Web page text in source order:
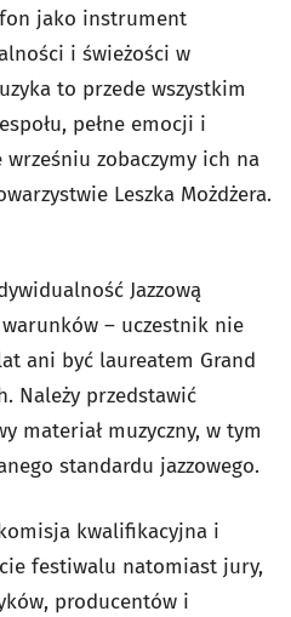
jako instrument
i świeżości w
to przede wszystkim
pełne emocji i
zobaczymy ich na
Leszka Możdżera.
Jazzową
– uczestnik nie
ani być laureatem Grand
Należy przedstawić
materiał muzyczny, w tym
standardu jazzowego.
kwalifikacyjna i
festiwalu natomiast jury,
producentów i